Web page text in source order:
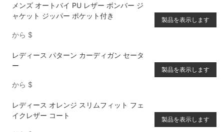
メンズ オートバイ PU レザー ボンバー ジ
ャケット ジッパー ポケット付き
から $
製品を表示します
レディース パターン カーディガン セータ
ー
から $
製品を表示します
レディース オレンジ スリムフィット フェ
イクレザー コート
製品を表示します